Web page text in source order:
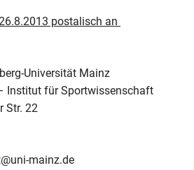
postalisch an
Universität Mainz
Institut für Sportwissenschaft
Str. 22
mainz.de